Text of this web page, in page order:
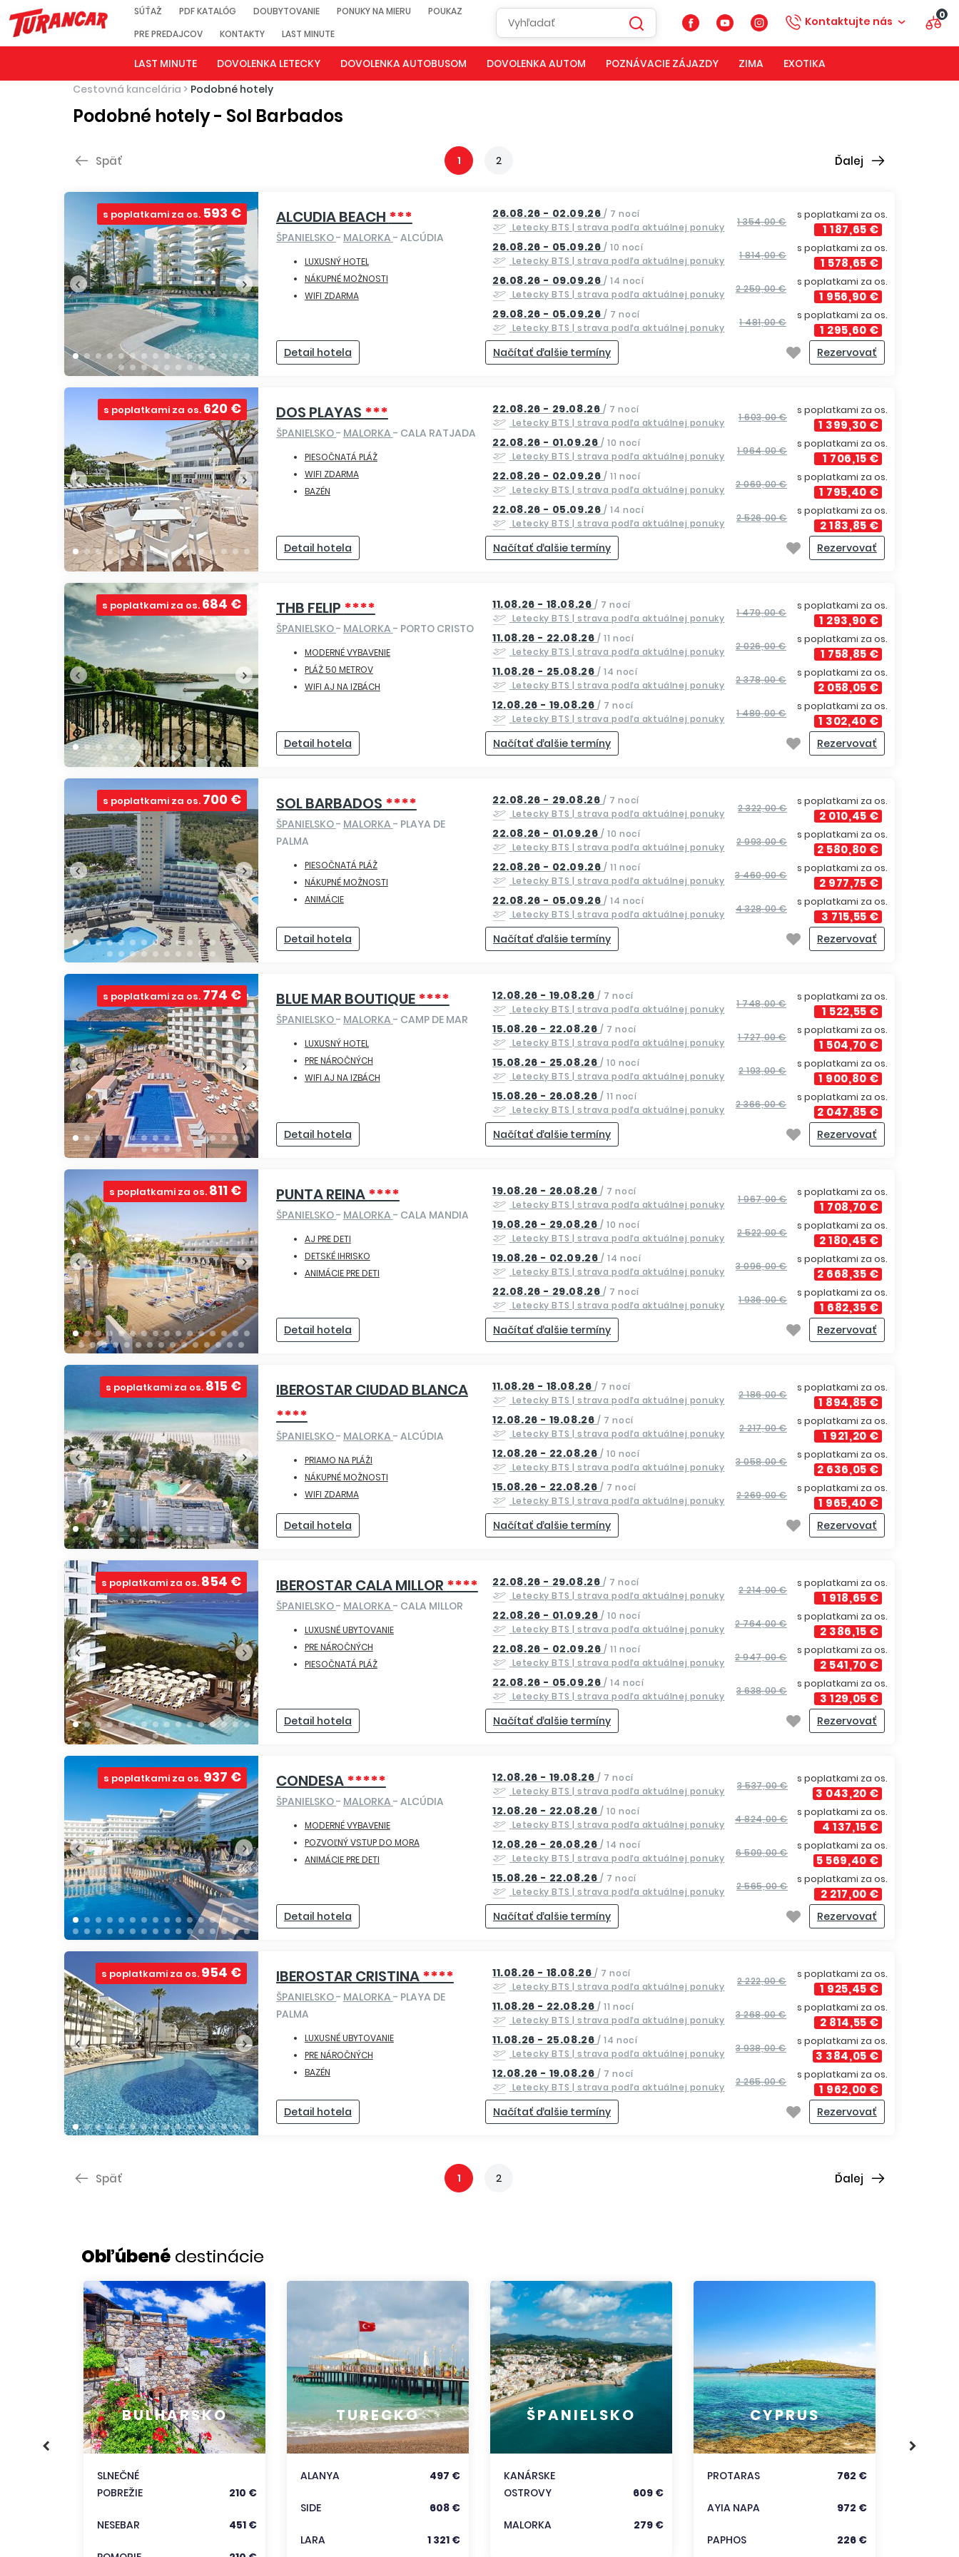
SÚŤAŽ PDF KATALÓG DOUBYTOVANIE PONUKY NA MIERU
POUKAZ
PRE PREDAJCOV
KONTAKTY LAST MINUTE
Kontaktujte nás 0
LAST MINUTE DOVOLENKA LETECKY DOVOLENKA AUTOBUSOM DOVOLENKA AUTOM POZNÁVACIE ZÁJAZDY ZIMA
EXOTIKA
Cestovná kancelária > Podobné hotely
Podobné hotely - Sol Barbados
Späť 1 2 Ďalej
ALCUDIA BEACH ***
ŠPANIELSKO- MALORKA - ALCÚDIA
s poplatkami za os. 593 €
LUXUSNÝ HOTEL
NÁKUPNÉ MOŽNOSTI
WIFI ZDARMA
Detail hotela
26.08.26 - 02.09.26 / 7 nocí
Letecky BTS | strava podľa aktuálnej ponuky 1 354,00 €
s poplatkami za os.
1 187,65 €
26.08.26 - 05.09.26 / 10 nocí
Letecky BTS | strava podľa aktuálnej ponuky 1 814,00 €
s poplatkami za os.
1 578,65 €
26.08.26 - 09.09.26 / 14 nocí
Letecky BTS | strava podľa aktuálnej ponuky 2 259,00 €
s poplatkami za os.
1 956,90 €
29.08.26 - 05.09.26 / 7 nocí
Letecky BTS | strava podľa aktuálnej ponuky 1 481,00 €
s poplatkami za os.
1 295,60 €
Načítať ďalšie termíny Rezervovať
DOS PLAYAS ***
ŠPANIELSKO- MALORKA - CALA RATJADA
s poplatkami za os. 620 €
PIESOČNATÁ PLÁŽ
WIFI ZDARMA
BAZÉN
Detail hotela
22.08.26 - 29.08.26 / 7 nocí
Letecky BTS | strava podľa aktuálnej ponuky 1 603,00 €
s poplatkami za os.
1 399,30 €
22.08.26 - 01.09.26 / 10 nocí
Letecky BTS | strava podľa aktuálnej ponuky 1 964,00 €
s poplatkami za os.
1 706,15 €
22.08.26 - 02.09.26 / 11 nocí
Letecky BTS | strava podľa aktuálnej ponuky 2 069,00 €
s poplatkami za os.
1 795,40 €
22.08.26 - 05.09.26 / 14 nocí
Letecky BTS | strava podľa aktuálnej ponuky 2 526,00 €
s poplatkami za os.
2 183,85 €
Načítať ďalšie termíny Rezervovať
THB FELIP ****
ŠPANIELSKO- MALORKA - PORTO CRISTO
s poplatkami za os. 684 €
MODERNÉ VYBAVENIE
PLÁŽ 50 METROV
WIFI AJ NA IZBÁCH
Detail hotela
11.08.26 - 18.08.26 / 7 nocí
Letecky BTS | strava podľa aktuálnej ponuky 1 479,00 €
s poplatkami za os.
1 293,90 €
11.08.26 - 22.08.26 / 11 nocí
Letecky BTS | strava podľa aktuálnej ponuky 2 026,00 €
s poplatkami za os.
1 758,85 €
11.08.26 - 25.08.26 / 14 nocí
Letecky BTS | strava podľa aktuálnej ponuky 2 378,00 €
s poplatkami za os.
2 058,05 €
12.08.26 - 19.08.26 / 7 nocí
Letecky BTS | strava podľa aktuálnej ponuky 1 489,00 €
s poplatkami za os.
1 302,40 €
Načítať ďalšie termíny Rezervovať
SOL BARBADOS ****
ŠPANIELSKO- MALORKA - PLAYA DE
PALMA
s poplatkami za os. 700 €
PIESOČNATÁ PLÁŽ
NÁKUPNÉ MOŽNOSTI
ANIMÁCIE
Detail hotela
22.08.26 - 29.08.26 / 7 nocí
Letecky BTS | strava podľa aktuálnej ponuky 2 322,00 €
s poplatkami za os.
2 010,45 €
22.08.26 - 01.09.26 / 10 nocí
Letecky BTS | strava podľa aktuálnej ponuky 2 993,00 €
s poplatkami za os.
2 580,80 €
22.08.26 - 02.09.26 / 11 nocí
Letecky BTS | strava podľa aktuálnej ponuky 3 460,00 €
s poplatkami za os.
2 977,75 €
22.08.26 - 05.09.26 / 14 nocí
Letecky BTS | strava podľa aktuálnej ponuky 4 328,00 €
s poplatkami za os.
3 715,55 €
Načítať ďalšie termíny Rezervovať
BLUE MAR BOUTIQUE****
ŠPANIELSKO- MALORKA - CAMP DE MAR
s poplatkami za os. 774 €
LUXUSNÝ HOTEL
PRE NÁROČNÝCH
WIFI AJ NA IZBÁCH
Detail hotela
12.08.26 - 19.08.26 / 7 nocí
Letecky BTS | strava podľa aktuálnej ponuky 1 748,00 €
s poplatkami za os.
1 522,55 €
15.08.26 - 22.08.26 / 7 nocí
Letecky BTS | strava podľa aktuálnej ponuky 1 727,00 €
s poplatkami za os.
1 504,70 €
15.08.26 - 25.08.26 / 10 nocí
Letecky BTS | strava podľa aktuálnej ponuky 2 193,00 €
s poplatkami za os.
1 900,80 €
15.08.26 - 26.08.26 / 11 nocí
Letecky BTS | strava podľa aktuálnej ponuky 2 366,00 €
s poplatkami za os.
2 047,85 €
Načítať ďalšie termíny Rezervovať
PUNTA REINA****
ŠPANIELSKO- MALORKA - CALA MANDIA
s poplatkami za os. 811 €
AJ PRE DETI
DETSKÉ IHRISKO
ANIMÁCIE PRE DETI
Detail hotela
19.08.26 - 26.08.26 / 7 nocí
Letecky BTS | strava podľa aktuálnej ponuky 1 967,00 €
s poplatkami za os.
1 708,70 €
19.08.26 - 29.08.26 / 10 nocí
Letecky BTS | strava podľa aktuálnej ponuky 2 522,00 €
s poplatkami za os.
2 180,45 €
19.08.26 - 02.09.26 / 14 nocí
Letecky BTS | strava podľa aktuálnej ponuky 3 096,00 €
s poplatkami za os.
2 668,35 €
22.08.26 - 29.08.26 / 7 nocí
Letecky BTS | strava podľa aktuálnej ponuky 1 936,00 €
s poplatkami za os.
1 682,35 €
Načítať ďalšie termíny Rezervovať
IBEROSTAR CIUDAD BLANCA
****
ŠPANIELSKO- MALORKA - ALCÚDIA
s poplatkami za os. 815 €
PRIAMO NA PLÁŽI
NÁKUPNÉ MOŽNOSTI
WIFI ZDARMA
Detail hotela
11.08.26 - 18.08.26 / 7 nocí
Letecky BTS | strava podľa aktuálnej ponuky 2 186,00 €
s poplatkami za os.
1 894,85 €
12.08.26 - 19.08.26 / 7 nocí
Letecky BTS | strava podľa aktuálnej ponuky 2 217,00 €
s poplatkami za os.
1 921,20 €
12.08.26 - 22.08.26 / 10 nocí
Letecky BTS | strava podľa aktuálnej ponuky 3 058,00 €
s poplatkami za os.
2 636,05 €
15.08.26 - 22.08.26 / 7 nocí
Letecky BTS | strava podľa aktuálnej ponuky 2 269,00 €
s poplatkami za os.
1 965,40 €
Načítať ďalšie termíny Rezervovať
IBEROSTAR CALA MILLOR ****
ŠPANIELSKO- MALORKA - CALA MILLOR
s poplatkami za os. 854 €
LUXUSNÉ UBYTOVANIE
PRE NÁROČNÝCH
PIESOČNATÁ PLÁŽ
Detail hotela
22.08.26 - 29.08.26 / 7 nocí
Letecky BTS | strava podľa aktuálnej ponuky 2 214,00 €
s poplatkami za os.
1 918,65 €
22.08.26 - 01.09.26 / 10 nocí
Letecky BTS | strava podľa aktuálnej ponuky 2 764,00 €
s poplatkami za os.
2 386,15 €
22.08.26 - 02.09.26 / 11 nocí
Letecky BTS | strava podľa aktuálnej ponuky 2 947,00 €
s poplatkami za os.
2 541,70 €
22.08.26 - 05.09.26 / 14 nocí
Letecky BTS | strava podľa aktuálnej ponuky 3 638,00 €
s poplatkami za os.
3 129,05 €
Načítať ďalšie termíny Rezervovať
CONDESA*****
ŠPANIELSKO- MALORKA - ALCÚDIA
s poplatkami za os. 937 €
MODERNÉ VYBAVENIE
POZVOĽNÝ VSTUP DO MORA
ANIMÁCIE PRE DETI
Detail hotela
12.08.26 - 19.08.26 / 7 nocí
Letecky BTS | strava podľa aktuálnej ponuky 3 537,00 €
s poplatkami za os.
3 043,20 €
12.08.26 - 22.08.26 / 10 nocí
Letecky BTS | strava podľa aktuálnej ponuky 4 824,00 €
s poplatkami za os.
4 137,15 €
12.08.26 - 26.08.26 / 14 nocí
Letecky BTS | strava podľa aktuálnej ponuky 6 509,00 €
s poplatkami za os.
5 569,40 €
15.08.26 - 22.08.26 / 7 nocí
Letecky BTS | strava podľa aktuálnej ponuky 2 565,00 €
s poplatkami za os.
2 217,00 €
Načítať ďalšie termíny Rezervovať
IBEROSTAR CRISTINA****
ŠPANIELSKO- MALORKA - PLAYA DE
PALMA
s poplatkami za os. 954 €
LUXUSNÉ UBYTOVANIE
PRE NÁROČNÝCH
BAZÉN
Detail hotela
11.08.26 - 18.08.26 / 7 nocí
Letecky BTS | strava podľa aktuálnej ponuky 2 222,00 €
s poplatkami za os.
1 925,45 €
11.08.26 - 22.08.26 / 11 nocí
Letecky BTS | strava podľa aktuálnej ponuky 3 268,00 €
s poplatkami za os.
2 814,55 €
11.08.26 - 25.08.26 / 14 nocí
Letecky BTS | strava podľa aktuálnej ponuky 3 938,00 €
s poplatkami za os.
3 384,05 €
12.08.26 - 19.08.26 / 7 nocí
Letecky BTS | strava podľa aktuálnej ponuky 2 265,00 €
s poplatkami za os.
1 962,00 €
Načítať ďalšie termíny Rezervovať
Späť 1 2 Ďalej
Obľúbené destinácie
BULHARSKO
SLNEČNÉ
POBREŽIE
210 €
NESEBAR 451 €
TURECKO
ALANYA 497 €
SIDE 608 €
LARA 1 321 €
ŠPANIELSKO
KANÁRSKE
OSTROVY
609 €
MALORKA 279 €
CYPRUS
PROTARAS 762 €
AYIA NAPA 972 €
PAPHOS 226 €